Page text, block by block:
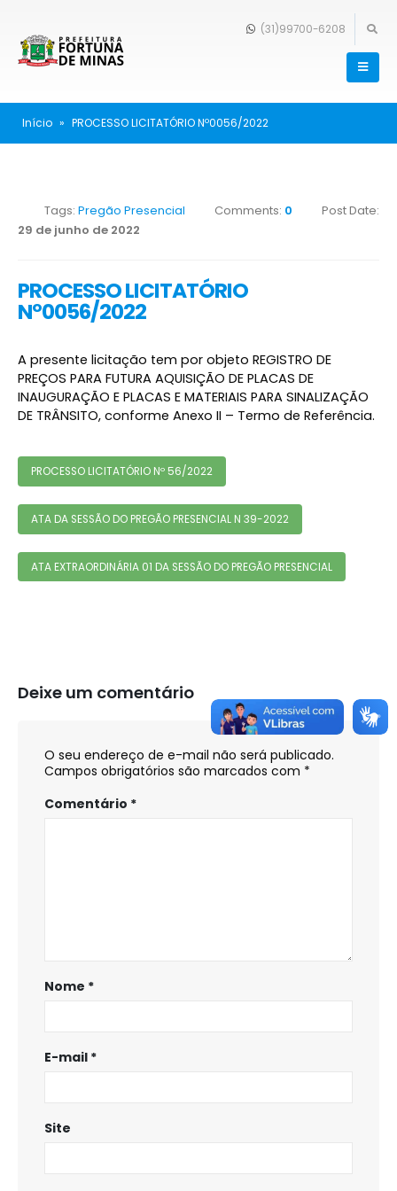
(31)99700-6208
Início » PROCESSO LICITATÓRIO Nº0056/2022
Tags: Pregão Presencial Comments: 0
Post Date:
29 de junho de 2022
PROCESSO LICITATÓRIO
Nº0056/2022
A presente licitação tem por objeto REGISTRO DE
PREÇOS PARA FUTURA AQUISIÇÃO DE PLACAS DE
INAUGURAÇÃO E PLACAS E MATERIAIS PARA SINALIZAÇÃO
DE TRÂNSITO, conforme Anexo II – Termo de Referência.
PROCESSO LICITATÓRIO Nº 56/2022
ATA DA SESSÃO DO PREGÃO PRESENCIAL N 39-2022
ATA EXTRAORDINÁRIA 01 DA SESSÃO DO PREGÃO PRESENCIAL
Deixe um comentário
O seu endereço de e-mail não será publicado.
Campos obrigatórios são marcados com *
Comentário *
Nome *
E-mail *
Site